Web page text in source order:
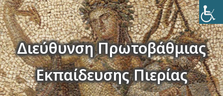
Διεύθυνση Πρωτοβάθμιας
Εκπαίδευσης Πιερίας